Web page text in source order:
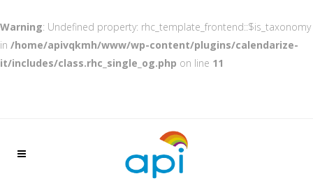
Warning: Undefined property: rhc_template_frontend::$is_taxonomy
in /home/apivqkmh/www/wp-content/plugins/calendarize-
it/includes/class.rhc_single_og.php on line 11